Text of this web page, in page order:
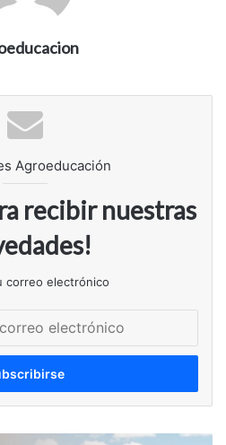
Agroeducación
recibir nuestras
correo electrónico